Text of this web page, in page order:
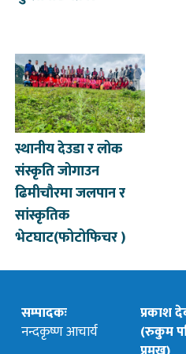
स्थानीय देउडा र लोक
संस्कृति जोगाउन
ढिमीचौरमा जलपान र
सांस्कृतिक
भेटघाट(फोटोफिचर )
सम्पादकः
नन्दकृष्ण आचार्य
प्रकाश
(रुकुम